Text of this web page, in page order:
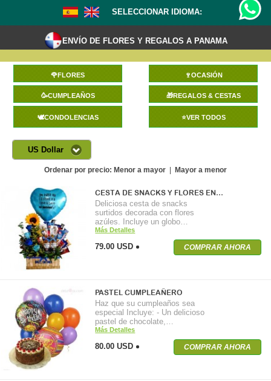
SELECCIONAR IDIOMA:
ENVÍO DE FLORES Y REGALOS A PANAMA
🌹FLORES 🍷OCASIÓN
🥳CUMPLEAÑOS 🎁REGALOS & CESTAS
🕊️CONDOLENCIAS ⭐VER TODOS
US Dollar
Ordenar por precio: Menor a mayor Mayor a menor
CESTA DE SNACKS Y FLORES EN…
Deliciosa cesta de snacks
surtidos decorada con flores
azúles. Incluye un globo…
Más Detalles
79.00 USD COMPRAR AHORA
PASTEL CUMPLEAÑERO
Haz que su cumpleaños sea
especial Incluye: - Un delicioso
pastel de chocolate,…
Más Detalles
80.00 USD COMPRAR AHORA